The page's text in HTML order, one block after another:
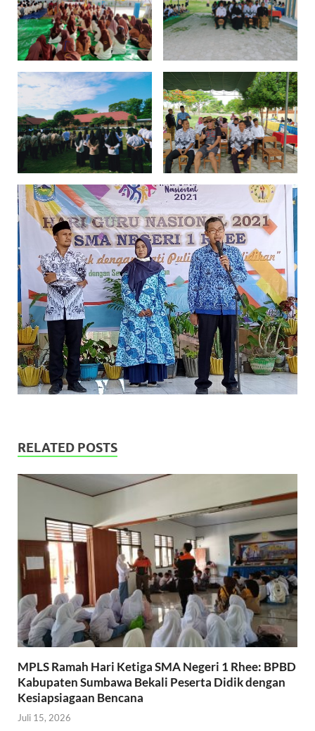
RELATED POSTS
MPLS Ramah Hari Ketiga SMA Negeri 1 Rhee: BPBD
Kabupaten Sumbawa Bekali Peserta Didik dengan
Kesiapsiagaan Bencana
Juli 15, 2026